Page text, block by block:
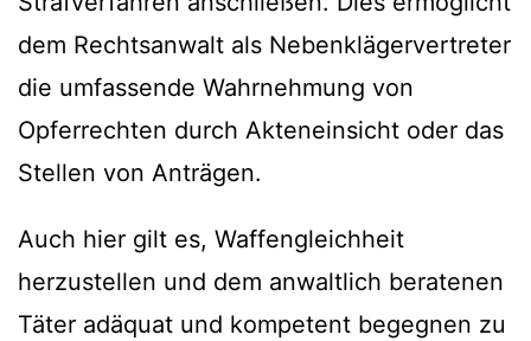
dem Rechtsanwalt als Nebenklägervertreter
die umfassende Wahrnehmung von
Opferrechten durch Akteneinsicht oder das
Stellen von Anträgen.
Auch hier gilt es, Waffengleichheit
herzustellen und dem anwaltlich beratenen
Täter adäquat und kompetent begegnen zu